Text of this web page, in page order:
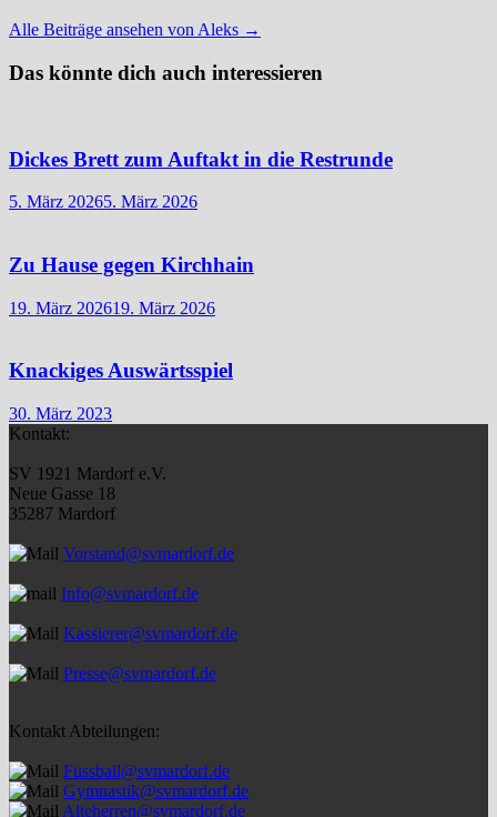
Alle Beiträge ansehen von Aleks →
Das könnte dich auch interessieren
Dickes Brett zum Auftakt in die Restrunde
5. März 20265. März 2026
Zu Hause gegen Kirchhain
19. März 202619. März 2026
Knackiges Auswärtsspiel
30. März 2023
Kontakt:
SV 1921 Mardorf e.V.
Neue Gasse 18
35287 Mardorf
Vorstand@svmardorf.de
Info@svmardorf.de
Kassierer@svmardorf.de
Presse@svmardorf.de
Kontakt Abteilungen:
Fussball@svmardorf.de
Gymnastik@svmardorf.de
Alteherren@svmardorf.de